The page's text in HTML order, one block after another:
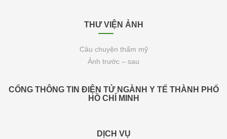
THƯ VIỆN ẢNH
Câu chuyện thẩm mỹ
Ảnh trước – sau
CỔNG THÔNG TIN ĐIỆN TỬ NGÀNH Y TẾ THÀNH PHỐ
HỒ CHÍ MINH
DỊCH VỤ